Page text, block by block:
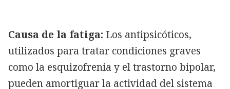
Causa de la fatiga: Los antipsicóticos,
utilizados para tratar condiciones graves
como la esquizofrenia y el trastorno bipolar,
pueden amortiguar la actividad del sistema